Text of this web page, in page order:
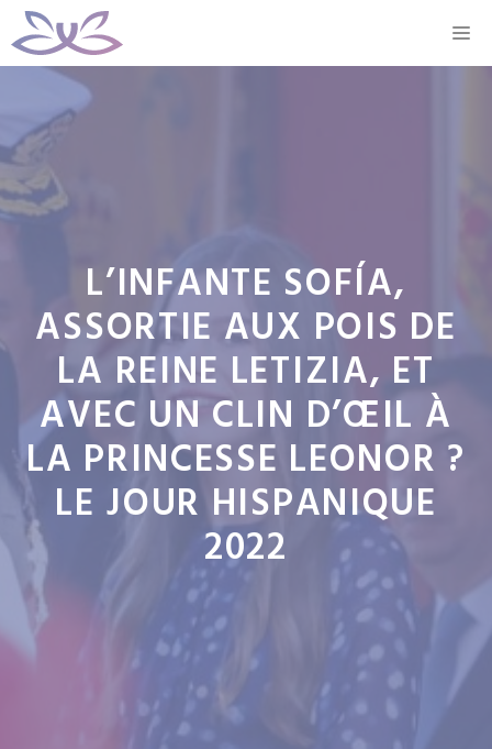
Aller
au
contenu
L’INFANTE SOFÍA,
ASSORTIE AUX POIS DE
LA REINE LETIZIA, ET
AVEC UN CLIN D’ŒIL À
LA PRINCESSE LEONOR ?
LE JOUR HISPANIQUE
2022